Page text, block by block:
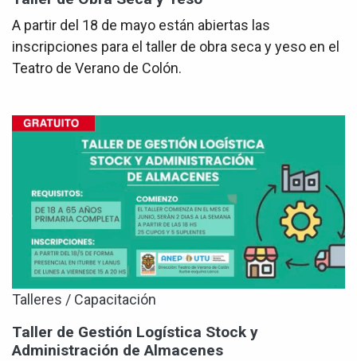
A partir del 18 de mayo están abiertas las
inscripciones para el taller de obra seca y yeso en el
Teatro de Verano de Colón.
Talleres / Capacitación
Taller de Gestión Logística Stock y
Administración de Almacenes